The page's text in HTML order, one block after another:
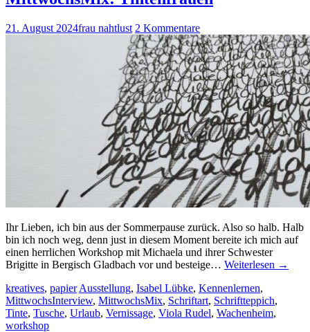
21. August 2024frau nahtlust 2 Kommentare
Ihr Lieben, ich bin aus der Sommerpause zurück. Also so halb. Halb
bin ich noch weg, denn just in diesem Moment bereite ich mich auf
einen herrlichen Workshop mit Michaela und ihrer Schwester
Brigitte in Bergisch Gladbach vor und besteige… Weiterlesen →
kreatives, papier Ausstellung, Isabel Lübke, Kennenlernen,
MittwochsInterview, MittwochsMix, Schriftart, Schriftteppich,
Tinte, Tusche, Urlaub, Vernissage, Viola Rudel, Wachenheim,
workshop